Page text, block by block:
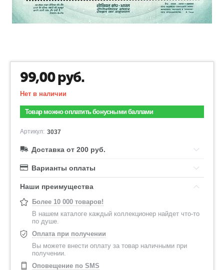
99,00руб.
Нет в наличии
Товар можно оплатить бонусными баллами
Артикул: 3037
Доставка от 200 руб.
Варианты оплаты
Наши преимущества
Более 10 000 товаров!
В нашем каталоге каждый коллекционер найдет что-то
по душе.
Оплата при получении
Вы можете внести оплату за товар наличными при
получении.
Оповещение по SMS